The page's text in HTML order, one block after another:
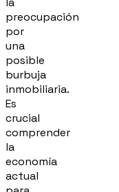
preocupación
por
una
posible
burbuja
inmobiliaria.
Es
crucial
comprender
la
economía
actual